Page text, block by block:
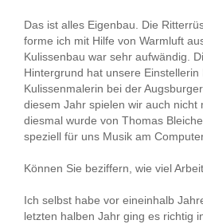
Das ist alles Eigenbau. Die
forme ich mit Hilfe von Warmluft
Kulissenbau war sehr aufwändig.
Hintergrund hat unsere
Kulissenmalerin bei der
diesem Jahr spielen wir auch nicht
diesmal wurde von Thomas
speziell für uns Musik am
Können Sie beziffern, wie viel
Ich selbst habe vor eineinhalb
letzten halben Jahr ging es richtig